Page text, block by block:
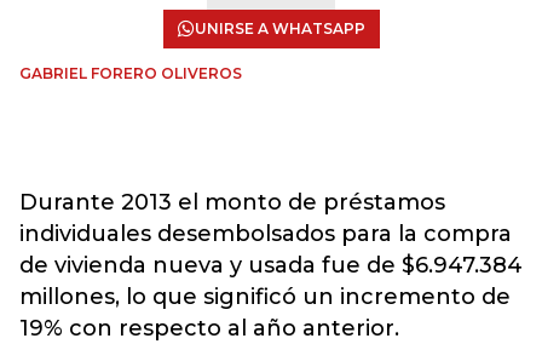
UNIRSE A WHATSAPP
GABRIEL FORERO OLIVEROS
Durante 2013 el monto de préstamos
individuales desembolsados para la compra
de vivienda nueva y usada fue de $6.947.384
millones, lo que significó un incremento de
19% con respecto al año anterior.